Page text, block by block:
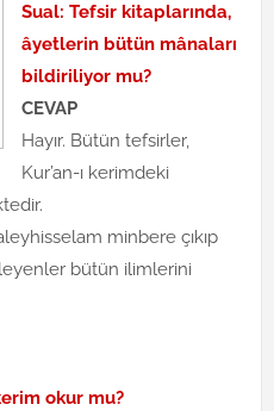
Sual: Tefsir kitaplarında,
âyetlerin bütün mânaları
bildiriliyor mu?
CEVAP
Hayır. Bütün tefsirler,
Kur’an-ı kerimdeki
minbere çıkıp
bütün ilimlerini
okur mu?